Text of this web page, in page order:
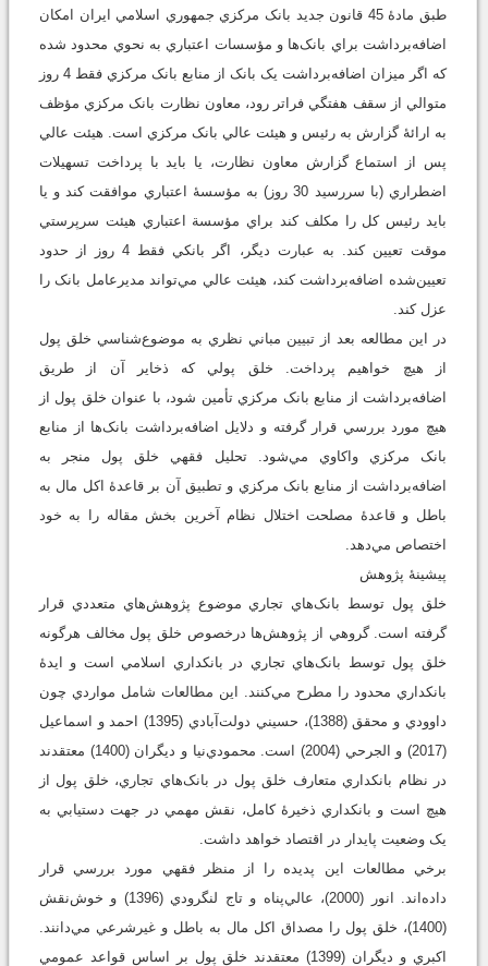
طبق مادۀ 45 قانون جديد بانک مرکزي جمهوري اسلامي ايران امکان
اضافه‌برداشت براي بانک‌ها و مؤسسات اعتباري به نحوي محدود شده
که اگر ميزان اضافه‌برداشت يک بانک از منابع بانک مرکزي فقط 4 روز
متوالي از سقف هفتگي فراتر رود، معاون نظارت بانک مرکزي مؤظف
به ارائۀ گزارش به رئيس و هيئت عالي بانک مرکزي است. هيئت عالي
پس از استماع گزارش معاون نظارت، يا بايد با پرداخت تسهيلات
اضطراري (با سررسيد 30 روز) به مؤسسۀ اعتباري موافقت کند و يا
بايد رئيس کل را مکلف کند براي مؤسسة اعتباري هيئت سرپرستي
موقت تعيين کند. به عبارت ديگر، اگر بانکي فقط 4 روز از حدود
تعيين‌شده اضافه‌برداشت کند، هيئت عالي مي‌تواند مديرعامل بانک را
عزل کند.
در اين مطالعه بعد از تبيين مباني نظري به موضوع‌شناسي خلق پول
از هيچ خواهيم پرداخت. خلق پولي که ذخاير آن از طريق
اضافه‌برداشت از منابع بانک مرکزي تأمين شود، با عنوان خلق پول از
هيچ مورد بررسي قرار گرفته و دلايل اضافه‌برداشت بانک‌ها از منابع
بانک مرکزي واکاوي مي‌شود. تحليل فقهي خلق پول منجر به
اضافه‌برداشت از منابع بانک مرکزي و تطبيق آن بر قاعدۀ اکل مال به
باطل و قاعدۀ مصلحت اختلال نظام آخرين بخش مقاله را به خود
اختصاص مي‌دهد.
پيشينۀ پژوهش
خلق پول توسط بانک‌هاي تجاري موضوع پژوهش‌هاي متعددي قرار
گرفته است. گروهي از پژوهش‌ها درخصوص خلق پول مخالف هرگونه
خلق پول توسط بانک‌هاي تجاري در بانکداري اسلامي است و ايدۀ
بانکداري محدود را مطرح مي‌کنند. اين مطالعات شامل مواردي چون
داوودي و محقق (1388)، حسيني دولت‌آبادي (1395) احمد و اسماعيل
(2017) و الجرحي (2004) است. محمودي‌نيا و ديگران (1400) معتقدند
در نظام بانکداري متعارف خلق پول در بانک‌هاي تجاري، خلق پول از
هيچ است و بانکداري ذخيرۀ کامل، نقش مهمي در جهت دستيابي به
يک وضعيت پايدار در اقتصاد خواهد داشت.
برخي مطالعات اين پديده را از منظر فقهي مورد بررسي قرار
داده‌اند. انور (2000)، عالي‌پناه و تاج ‌لنگرودي (1396) و خوش‌نقش
(1400)، خلق پول را مصداق اکل مال به باطل و غيرشرعي مي‌دانند.
اکبري و ديگران (1399) معتقدند خلق پول بر اساس قواعد عمومي